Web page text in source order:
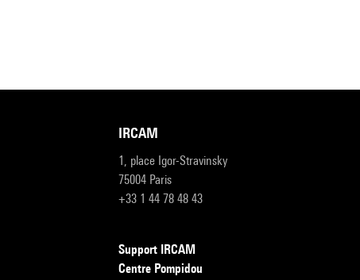
IRCAM
1, place Igor-Stravinsky
75004 Paris
+33 1 44 78 48 43
Support IRCAM
Centre Pompidou